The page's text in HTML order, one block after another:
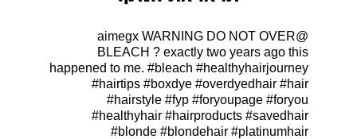
@aimegx
WARNING DO NOT OVER
BLEACH ? exactly two years ago this
happened to me. #bleach #healthyhairjourney
#hairtips #boxdye #overdyedhair #hair
#hairstyle #fyp #foryoupage #foryou
#healthyhair #hairproducts #savedhair
#blonde #blondehair #platinumhair